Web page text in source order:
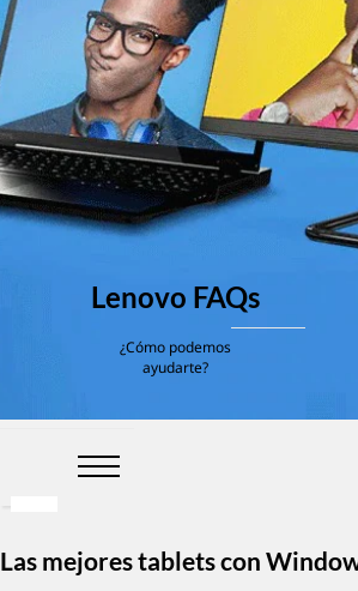
Lenovo FAQs
¿Cómo podemos
ayudarte?
Las mejores tablets con